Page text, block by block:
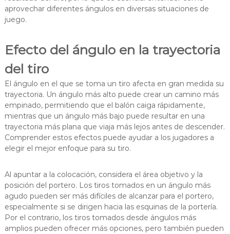
aprovechar diferentes ángulos en diversas situaciones de
juego.
Efecto del ángulo en la trayectoria
del tiro
El ángulo en el que se toma un tiro afecta en gran medida su
trayectoria. Un ángulo más alto puede crear un camino más
empinado, permitiendo que el balón caiga rápidamente,
mientras que un ángulo más bajo puede resultar en una
trayectoria más plana que viaja más lejos antes de descender.
Comprender estos efectos puede ayudar a los jugadores a
elegir el mejor enfoque para su tiro.
Al apuntar a la colocación, considera el área objetivo y la
posición del portero. Los tiros tomados en un ángulo más
agudo pueden ser más difíciles de alcanzar para el portero,
especialmente si se dirigen hacia las esquinas de la portería.
Por el contrario, los tiros tomados desde ángulos más
amplios pueden ofrecer más opciones, pero también pueden